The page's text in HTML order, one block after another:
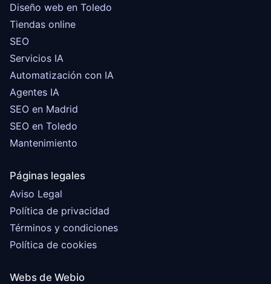
Diseño web en Toledo
Tiendas online
SEO
Servicios IA
Automatización con IA
Agentes IA
SEO en Madrid
SEO en Toledo
Mantenimiento
Páginas legales
Aviso Legal
Política de privacidad
Términos y condiciones
Política de cookies
Webs de Webio